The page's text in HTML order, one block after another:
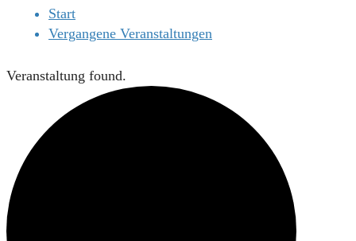
Start
Vergangene Veranstaltungen
Veranstaltung found.